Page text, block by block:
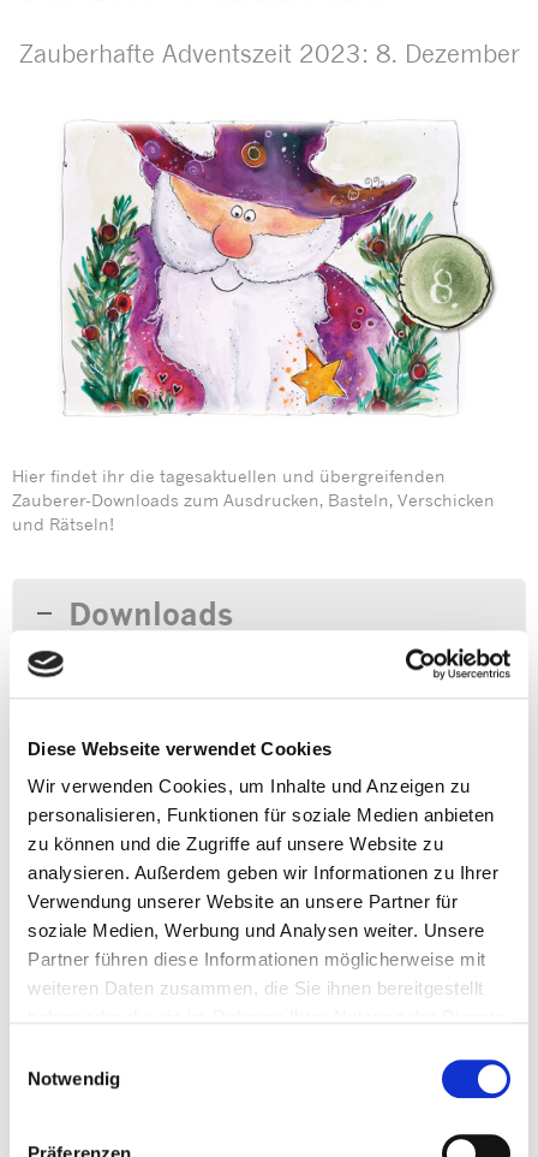
Diese Webseite verwendet Cookies
Wir verwenden Cookies, um Inhalte und Anzeigen zu
personalisieren, Funktionen für soziale Medien anbieten
zu können und die Zugriffe auf unsere Website zu
analysieren. Außerdem geben wir Informationen zu Ihrer
Verwendung unserer Website an unsere Partner für
soziale Medien, Werbung und Analysen weiter. Unsere
Partner führen diese Informationen möglicherweise mit
weiteren Daten zusammen, die Sie ihnen bereitgestellt
Notwendig
Präferenzen
Zauberhafte Adventszeit 2023: 8. Dezember
Hier findet ihr die tagesaktuellen und übergreifenden
Zauberer-Downloads zum Ausdrucken, Basteln, Verschicken
und Rätseln!
Downloads
Rätselbrief des Tages
Briefumschlag des Tages